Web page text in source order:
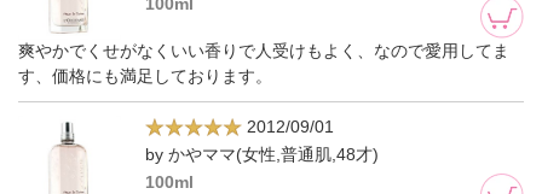
爽やかでくせがなくいい香りで人受けもよく、なので愛用してま
す、価格にも満足しております。
2012/09/01
by かやママ(女性,普通肌,48才)
100ml